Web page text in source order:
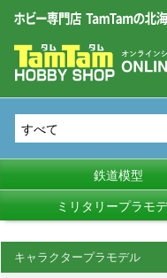
鉄道模型
ミリタリープラモ
キャラクタープラモデル